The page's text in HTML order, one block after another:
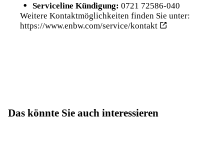
Serviceline Kündigung: 0721 72586-040
Weitere Kontaktmöglichkeiten finden Sie unter:
https://www.enbw.com/service/kontakt
Das könnte Sie auch interessieren